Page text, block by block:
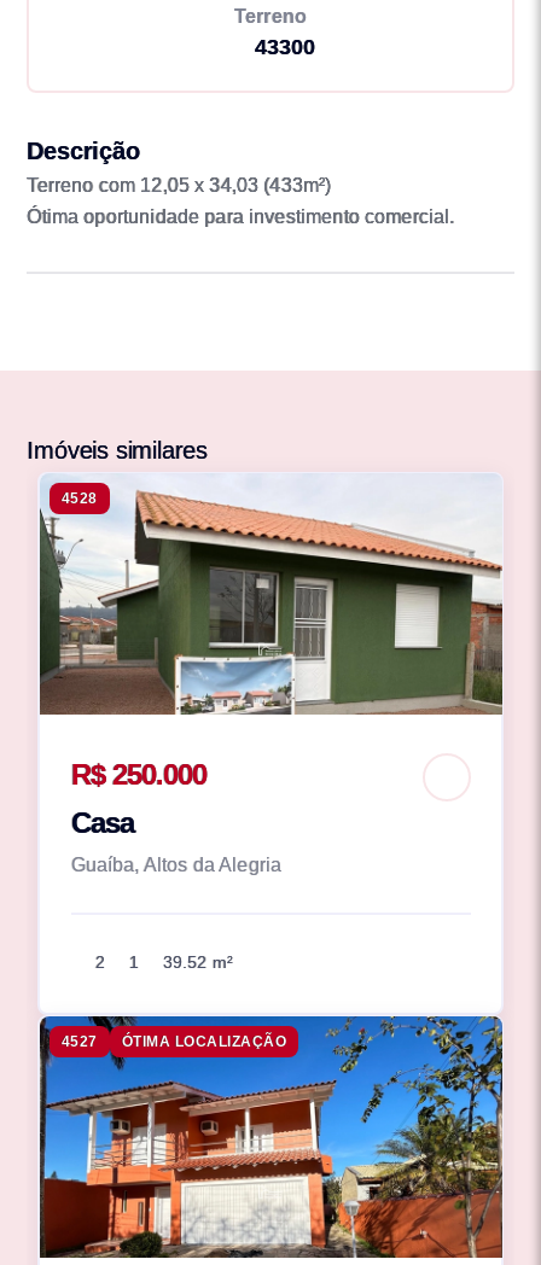
Terreno
43300
Descrição
Terreno com 12,05 x 34,03 (433m²)
Ótima oportunidade para investimento comercial.
Imóveis similares
4528
R$ 250.000
Casa
Guaíba, Altos da Alegria
2 1 39.52 m²
4527 ÓTIMA LOCALIZAÇÃO